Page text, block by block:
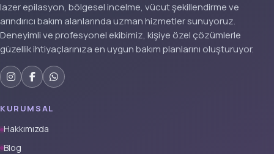
lazer epilasyon, bölgesel incelme, vücut şekillendirme ve
arındırıcı bakım alanlarında uzman hizmetler sunuyoruz.
Deneyimli ve profesyonel ekibimiz, kişiye özel çözümlerle
güzellik ihtiyaçlarınıza en uygun bakım planlarını oluşturuyor.
KURUMSAL
Hakkımızda
Blog